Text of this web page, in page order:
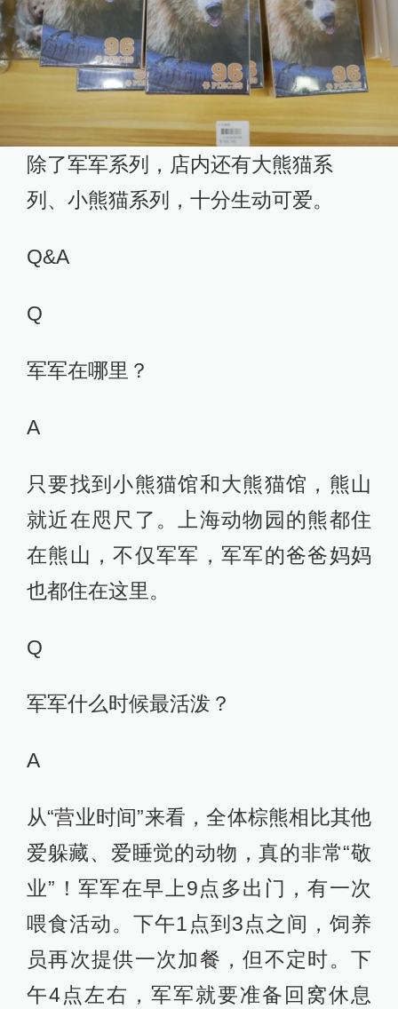
除了军军系列，店内还有大熊猫系
列、小熊猫系列，十分生动可爱。
Q&A
Q
军军在哪里？
A
只要找到小熊猫馆和大熊猫馆，熊山
就近在咫尺了。上海动物园的熊都住
在熊山，不仅军军，军军的爸爸妈妈
也都住在这里。
Q
军军什么时候最活泼？
A
从“营业时间”来看，全体棕熊相比其他
爱躲藏、爱睡觉的动物，真的非常“敬
业”！军军在早上9点多出门，有一次
喂食活动。下午1点到3点之间，饲养
员再次提供一次加餐，但不定时。下
午4点左右，军军就要准备回窝休息